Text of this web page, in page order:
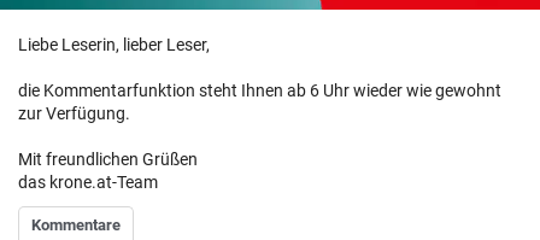
Liebe Leserin, lieber Leser,
die Kommentarfunktion steht Ihnen ab 6 Uhr wieder wie gewohnt
zur Verfügung.
Mit freundlichen Grüßen
das krone.at-Team